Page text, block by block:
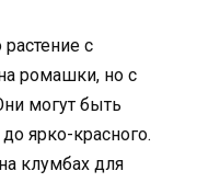
с
ромашки, но с
могут быть
ярко-красного.
клумбах для